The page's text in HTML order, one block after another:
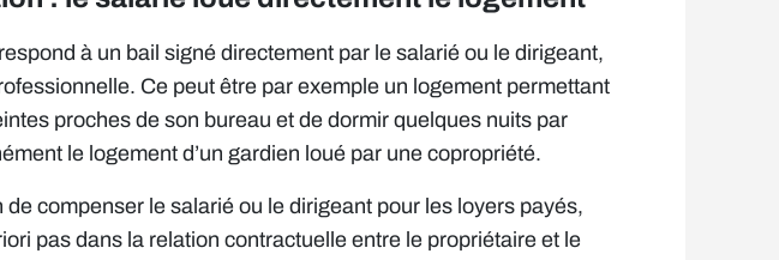
à un bail signé directement par le salarié ou le dirigeant,
Ce peut être par exemple un logement permettant
proches de son bureau et de dormir quelques nuits par
le logement d’un gardien loué par une copropriété.
de compenser le salarié ou le dirigeant pour les loyers payés,
pas dans la relation contractuelle entre le propriétaire et le